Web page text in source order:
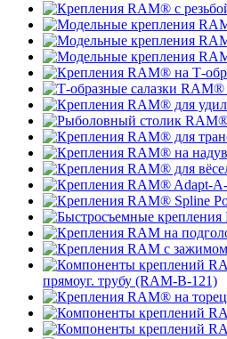
прямоуг. трубу (RAM-B-121)